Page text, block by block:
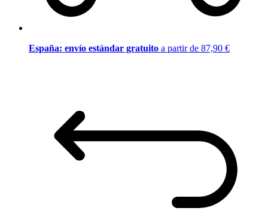
España: envío estándar gratuito a partir de 87,90 €